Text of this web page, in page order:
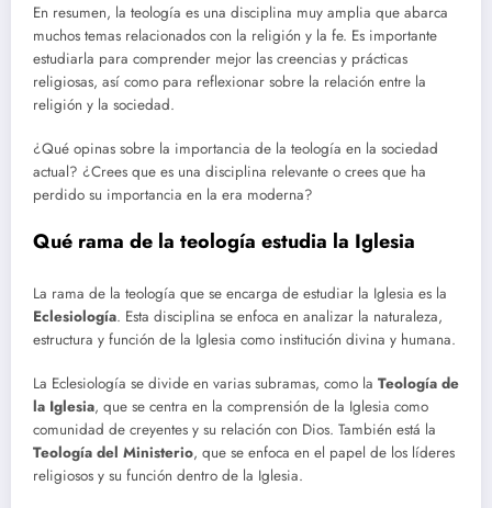
En resumen, la teología es una disciplina muy amplia que abarca
muchos temas relacionados con la religión y la fe. Es importante
estudiarla para comprender mejor las creencias y prácticas
religiosas, así como para reflexionar sobre la relación entre la
religión y la sociedad.
¿Qué opinas sobre la importancia de la teología en la sociedad
actual? ¿Crees que es una disciplina relevante o crees que ha
perdido su importancia en la era moderna?
Qué rama de la teología estudia la Iglesia
La rama de la teología que se encarga de estudiar la Iglesia es la
Eclesiología. Esta disciplina se enfoca en analizar la naturaleza,
estructura y función de la Iglesia como institución divina y humana.
La Eclesiología se divide en varias subramas, como la Teología de
la Iglesia, que se centra en la comprensión de la Iglesia como
comunidad de creyentes y su relación con Dios. También está la
Teología del Ministerio, que se enfoca en el papel de los líderes
religiosos y su función dentro de la Iglesia.